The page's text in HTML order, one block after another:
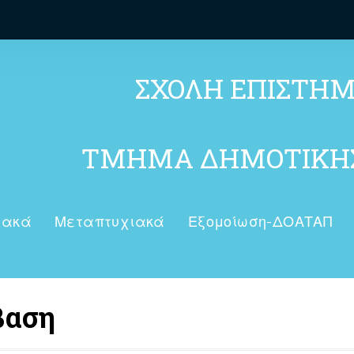
ΣΧΟΛΗ
ΤΜΗΜΑ
Μεταπτυχιακά Εξομοίωση-ΔΟΑΤΑΠ